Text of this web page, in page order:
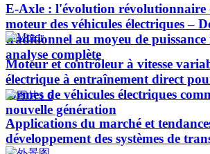
E-Axle : l'évolution révolutionnaire
moteur des véhicules électriques –
traditionnel au moyeu de
analyse complète
Moteur et contrôleur à vitesse
électrique à entraînement direct
formes de véhicules électriques
nouvelle génération
Applications du marché et
développement des systèmes de